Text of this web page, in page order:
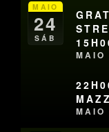
MAIO
24
SÁB
MAIO